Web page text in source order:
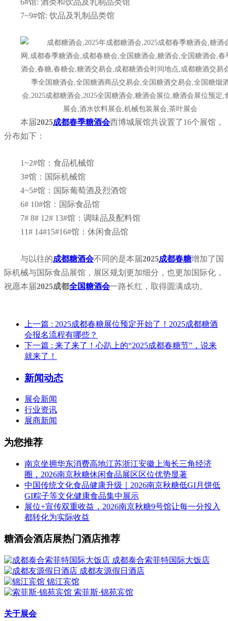
7~9#馆: 饮品及乳制品类馆
本届2025成都春季糖酒会西博城展馆共设置了16个展馆，
分布如下：
1~2#馆：食品机械馆
3#馆：国际机械馆
4~5#馆：国际葡萄酒及烈酒馆
6# 10#馆：国际食品馆
7# 8# 12# 13#馆：调味品及配料馆
11# 14#15#16#馆：休闲食品馆
与以往的成都糖酒会不同的是本届2025成都春糖增加了国
际机械与国际食品展馆，展区规划更加细分，也更加国际化，
祝愿本届2025成都全国糖酒会一路长红，取得圆满成功。
上一篇 : 2025成都春糖展位预定开始了！2025成都糖酒
会报名流程有哪些？
下一篇 : 来了来了！心趴上的“2025成都春糖节”，说来
就来了！
新闻动态
展会新闻
行业资讯
展商新闻
为您推荐
南京坐拥华东消费高地江苏浙江安徽上海长三角经济
圈，2026南京秋糖休闲食品展区区位优势显著
中国传统文化食品健康升级｜2026南京秋糖低GI月饼低
GI粽子等文化健康食品集中展示
展位+宣传双重收益，2026南京秋糖9号馆让每一分投入
都转化为实际收益
糖酒会酒店展热门酒店推荐
成都泰合索菲特国际大饭店
成都友源假日酒店
锦江宾馆
索菲斯·锦苑宾馆
关于展会